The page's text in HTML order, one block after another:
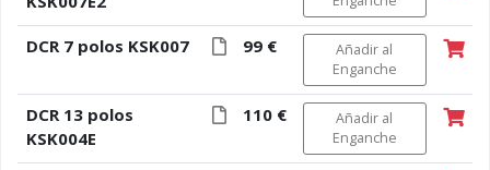
DCR 7 polos KSK007 99 €
Añadir al
Enganche
DCR 13 polos
KSK004E
110 €
Añadir al
Enganche